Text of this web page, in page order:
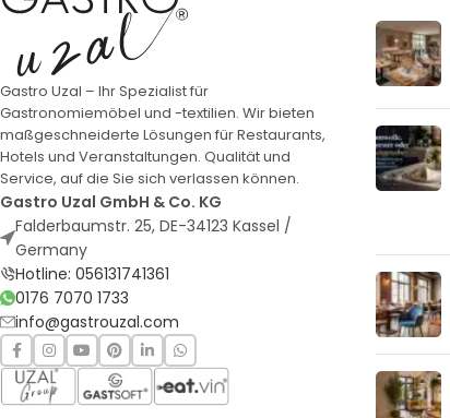
Gastro Uzal – Ihr Spezialist für
Gastronomiemöbel und -textilien. Wir bieten
maßgeschneiderte Lösungen für Restaurants,
Hotels und Veranstaltungen. Qualität und
Service, auf die Sie sich verlassen können.
Gastro Uzal GmbH & Co. KG
Falderbaumstr. 25, DE-34123 Kassel /
Germany
Hotline: 056131741361
0176 7070 1733
info@gastrouzal.com